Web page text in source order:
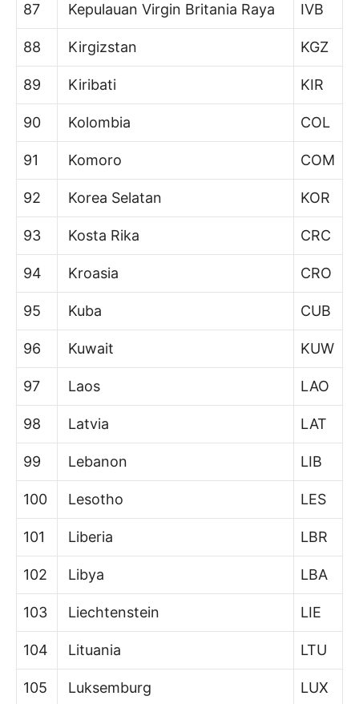
87 Kepulauan Virgin Britania Raya IVB
88 Kirgizstan KGZ
89 Kiribati KIR
90 Kolombia COL
91 Komoro COM
92 Korea Selatan KOR
93 Kosta Rika CRC
94 Kroasia CRO
95 Kuba CUB
96 Kuwait KUW
97 Laos LAO
98 Latvia LAT
99 Lebanon LIB
100 Lesotho LES
101 Liberia LBR
102 Libya LBA
103 Liechtenstein LIE
104 Lituania LTU
105 Luksemburg LUX